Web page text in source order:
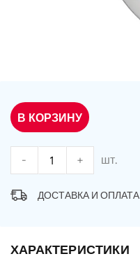
В КОРЗИНУ
- + шт.
ДОСТАВКА И ОПЛАТА
ХАРАКТЕРИСТИКИ